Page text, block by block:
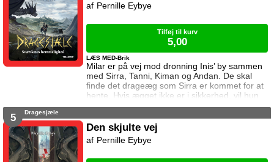
Milar er på vej mod dronning Inis’ by sammen
med Sirra, Tanni, Kiman og Andan. De skal
finde det drageæg som Sirra er kommet for at
hente. Hvis ægget ikke er i sikkerhed, vil hun
ikke hjælpe dem. Rejsen er ikke uden farer, og
og sine venner.
LÆS MED-Brik
Pernille Eybye
Tilføj til kurv
5,00
5 Dragesjæle
Den skjulte vej
Pernille Eybye